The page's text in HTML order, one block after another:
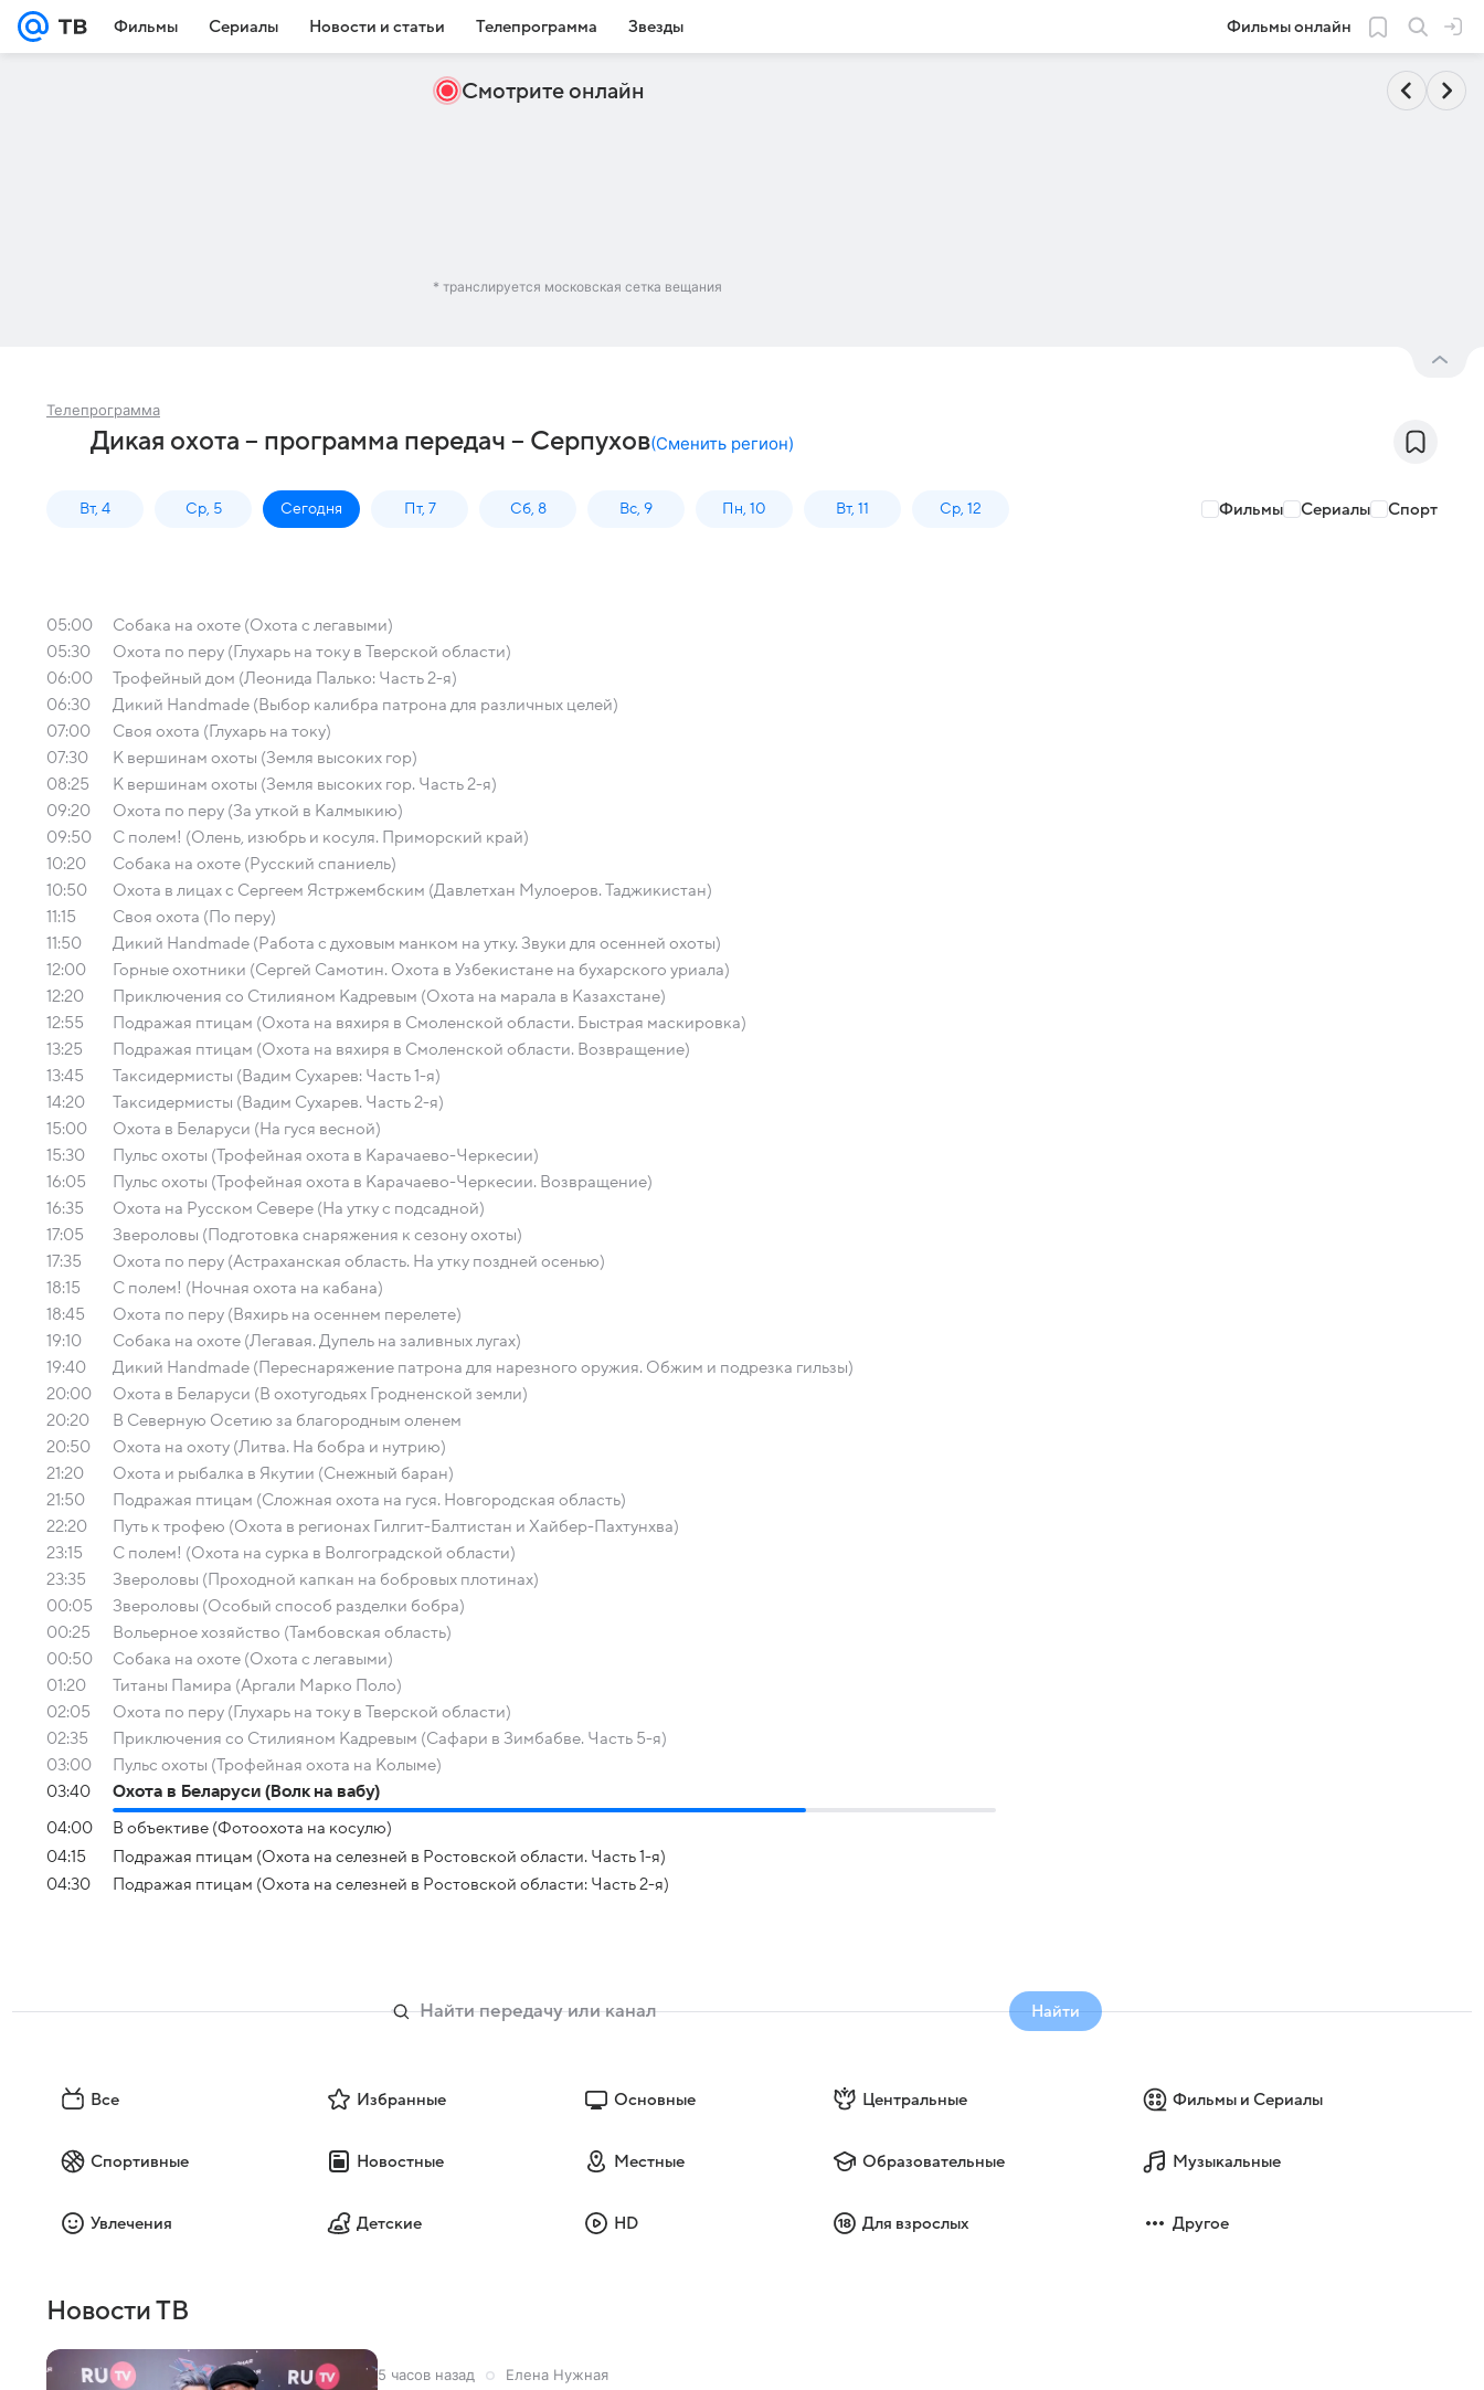
Фильмы Сериалы Новости и статьи Телепрограмма Звезды Фильмы онлайн
Смотрите онлайн
* транслируется московская сетка вещания
Телепрограмма
Дикая охота – программа передач – Серпухов(Сменить регион)
Вт, 4 Ср, 5 Сегодня Пт, 7 Сб, 8 Вс, 9 Пн, 10 Вт, 11 Ср, 12 Фильмы Сериалы Спорт
05:00
Собака на охоте (Охота с легавыми)
05:30
Охота по перу (Глухарь на току в Тверской области)
06:00
Трофейный дом (Леонида Палько: Часть 2-я)
06:30
Дикий Handmade (Выбор калибра патрона для различных целей)
07:00
Своя охота (Глухарь на току)
07:30
К вершинам охоты (Земля высоких гор)
08:25
К вершинам охоты (Земля высоких гор. Часть 2-я)
09:20
Охота по перу (За уткой в Калмыкию)
09:50
С полем! (Олень, изюбрь и косуля. Приморский край)
10:20
Собака на охоте (Русский спаниель)
10:50
Охота в лицах с Сергеем Ястржембским (Давлетхан Мулоеров. Таджикистан)
11:15
Своя охота (По перу)
11:50
Дикий Handmade (Работа с духовым манком на утку. Звуки для осенней охоты)
12:00
Горные охотники (Сергей Самотин. Охота в Узбекистане на бухарского уриала)
12:20
Приключения со Стилияном Кадревым (Охота на марала в Казахстане)
12:55
Подражая птицам (Охота на вяхиря в Смоленской области. Быстрая маскировка)
13:25
Подражая птицам (Охота на вяхиря в Смоленской области. Возвращение)
13:45
Таксидермисты (Вадим Сухарев: Часть 1-я)
14:20
Таксидермисты (Вадим Сухарев. Часть 2-я)
15:00
Охота в Беларуси (На гуся весной)
15:30
Пульс охоты (Трофейная охота в Карачаево-Черкесии)
16:05
Пульс охоты (Трофейная охота в Карачаево-Черкесии. Возвращение)
16:35
Охота на Русском Севере (На утку с подсадной)
17:05
Звероловы (Подготовка снаряжения к сезону охоты)
17:35
Охота по перу (Астраханская область. На утку поздней осенью)
18:15
С полем! (Ночная охота на кабана)
18:45
Охота по перу (Вяхирь на осеннем перелете)
19:10
Собака на охоте (Легавая. Дупель на заливных лугах)
19:40
Дикий Handmade (Переснаряжение патрона для нарезного оружия. Обжим и подрезка гильзы)
20:00
Охота в Беларуси (В охотугодьях Гродненской земли)
20:20
В Северную Осетию за благородным оленем
20:50
Охота на охоту (Литва. На бобра и нутрию)
21:20
Охота и рыбалка в Якутии (Снежный баран)
21:50
Подражая птицам (Сложная охота на гуся. Новгородская область)
22:20
Путь к трофею (Охота в регионах Гилгит-Балтистан и Хайбер-Пахтунхва)
23:15
С полем! (Охота на сурка в Волгоградской области)
23:35
Звероловы (Проходной капкан на бобровых плотинах)
00:05
Звероловы (Особый способ разделки бобра)
00:25
Вольерное хозяйство (Тамбовская область)
00:50
Собака на охоте (Охота с легавыми)
01:20
Титаны Памира (Аргали Марко Поло)
02:05
Охота по перу (Глухарь на току в Тверской области)
02:35
Приключения со Стилияном Кадревым (Сафари в Зимбабве. Часть 5-я)
03:00
Пульс охоты (Трофейная охота на Колыме)
03:40
Охота в Беларуси (Волк на вабу)
04:00
В объективе (Фотоохота на косулю)
04:15
Подражая птицам (Охота на селезней в Ростовской области. Часть 1-я)
04:30
Подражая птицам (Охота на селезней в Ростовской области: Часть 2-я)
Найти
Все Избранные Основные Центральные Фильмы и Сериалы
Спортивные Новостные Местные Образовательные Музыкальные
Увлечения Детские HD Для взрослых Другое
Новости ТВ
5 часов назад Елена Нужная